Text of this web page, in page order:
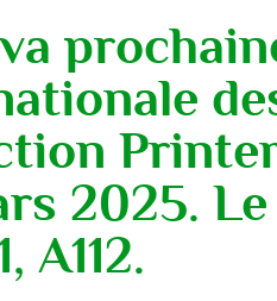
2025.
A112.